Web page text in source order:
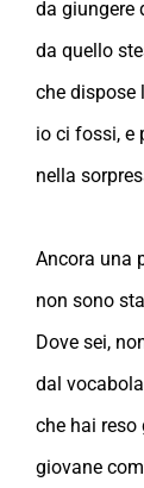
da giungere
da quello
che dispose
io ci fossi, e
nella
Ancora una
non sono
Dove sei,
dal
che hai
giovane